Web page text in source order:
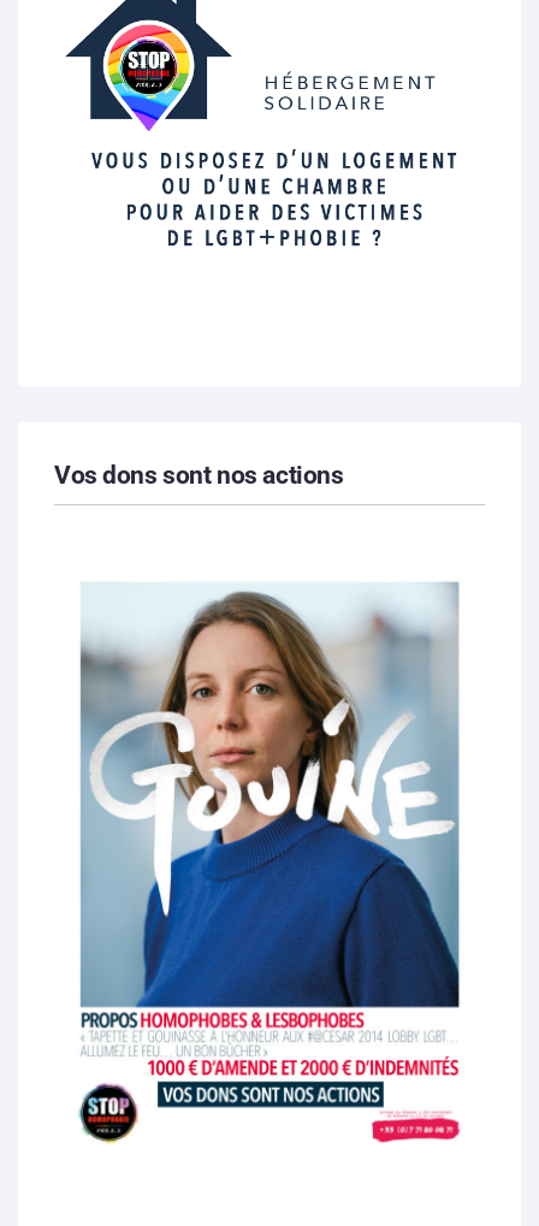
Vos dons sont nos actions